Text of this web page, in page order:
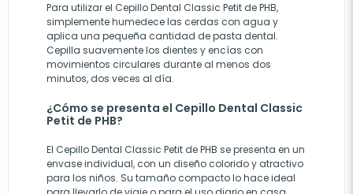
Para utilizar el Cepillo Dental Classic Petit de PHB,
simplemente humedece las cerdas con agua y
aplica una pequeña cantidad de pasta dental.
Cepilla suavemente los dientes y encías con
movimientos circulares durante al menos dos
minutos, dos veces al día.
¿Cómo se presenta el Cepillo Dental Classic
Petit de PHB?
El Cepillo Dental Classic Petit de PHB se presenta en un
envase individual, con un diseño colorido y atractivo
para los niños. Su tamaño compacto lo hace ideal